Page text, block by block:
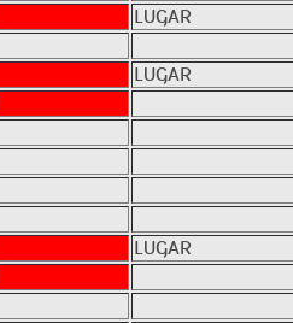
LUGAR
LUGAR
LUGAR